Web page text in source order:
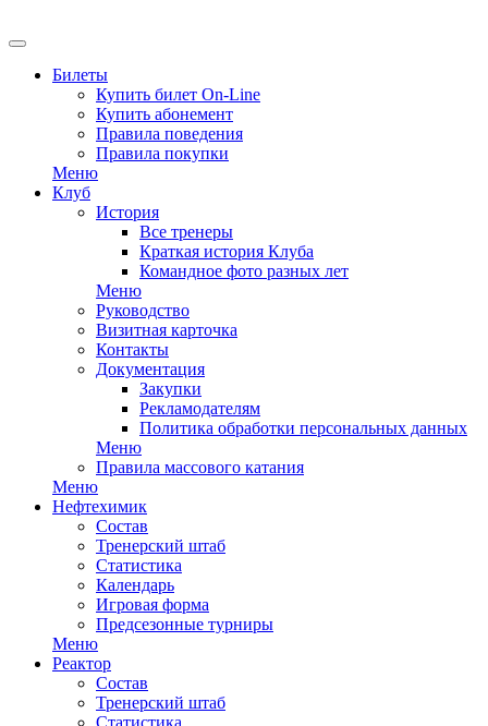
Билеты
Купить билет On-Line
Купить абонемент
Правила поведения
Правила покупки
Меню
Клуб
История
Все тренеры
Краткая история Клуба
Командное фото разных лет
Меню
Руководство
Визитная карточка
Контакты
Документация
Закупки
Рекламодателям
Политика обработки персональных данных
Меню
Правила массового катания
Меню
Нефтехимик
Состав
Тренерский штаб
Статистика
Календарь
Игровая форма
Предсезонные турниры
Меню
Реактор
Состав
Тренерский штаб
Статистика